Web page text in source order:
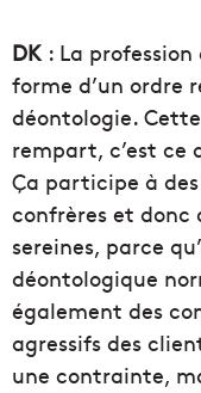
DK : La
forme d’un ordre
déontologie.
rempart, c’est ce
Ça participe à
confrères et donc
sereines, parce
déontologique
également des
agressifs des
une contrainte,